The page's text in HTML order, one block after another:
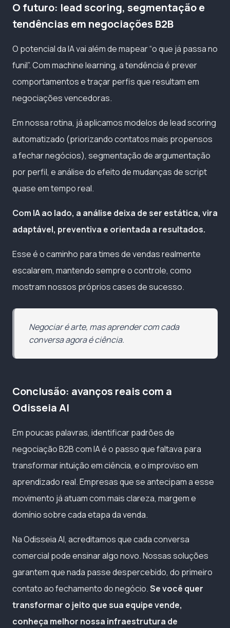
O futuro: lead scoring, segmentação e
tendências em negociações B2B
O potencial da IA vai além de mapear “o que já passa no
funil”. Com machine learning, a tendência é prever
comportamentos e traçar perfis que resultam em
negociações vencedoras.
Em nossa rotina, já aplicamos modelos de lead scoring
automatizado (priorizando contatos mais propensos
a fechar negócios), segmentação de argumentação
por perfil, e análise do efeito de mudanças de script
quase em tempo real.
Com IA ao lado, a análise deixa de ser estática, vira
adaptável, preventiva e orientada a resultados.
Esse é o caminho para times de vendas realmente
escalarem, mantendo sempre o controle, como
mostram nossos próprios cases de sucesso.
Negociar é arte, mas aprender com cada
conversa agora é ciência.
Conclusão: avanços reais com a
Odisseia AI
Em poucas palavras, identificar padrões de
negociação B2B com IA é o passo que faltava para
transformar intuição em ciência, e o improviso em
aprendizado real. Empresas que se antecipam a esse
movimento já atuam com mais clareza, margem e
domínio sobre cada etapa da venda.
Na Odisseia AI, acreditamos que cada conversa
comercial pode ensinar algo novo. Nossas soluções
garantem que nada passe despercebido, do primeiro
contato ao fechamento do negócio.Se você quer
transformar o jeito que sua equipe vende,
conheça melhor nossa infraestrutura de